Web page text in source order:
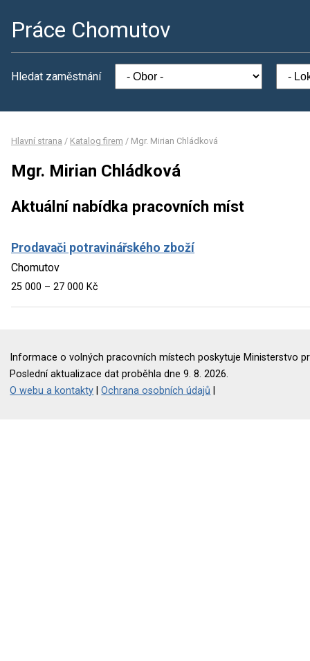
Práce Chomutov
Hledat zaměstnání
Hlavní strana / Katalog firem / Mgr. Mirian Chládková
Mgr. Mirian Chládková
Aktuální nabídka pracovních míst
Prodavači potravinářského zboží
Chomutov
25 000 – 27 000 Kč
Informace o volných pracovních místech poskytuje Ministerstvo
Poslední aktualizace dat proběhla dne 9. 8. 2026.
O webu a kontakty |Ochrana osobních údajů